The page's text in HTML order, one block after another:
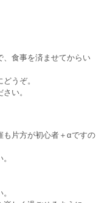
、食事を済ませてからい
うぞ。
い。
も片方が初心者＋αですの